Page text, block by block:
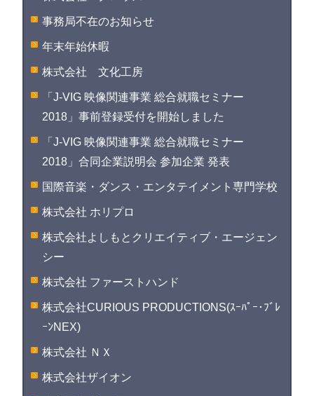
事務局不在のお知らせ
年末年始休暇
株式会社 文化工房
「J-VIG 映像関連事業 総合就職セミナー
2018」事前登録受付を開始しました
「J-VIG 映像関連事業 総合就職セミナー
2018」合同企業説明会 参加企業 発表
国際音楽・ダンス・エンタテイメント専門学校
株式会社 ホリプロ
株式会社よしもとクリエイティブ・エージェン
シー
株式会社 ファーストハンド
株式会社CURIOUS PRODUCTIONS(ｽｰﾊﾟｰ･ﾌﾞﾚ
ｰﾝNEX)
株式会社 ＮＸ
株式会社ザイオン